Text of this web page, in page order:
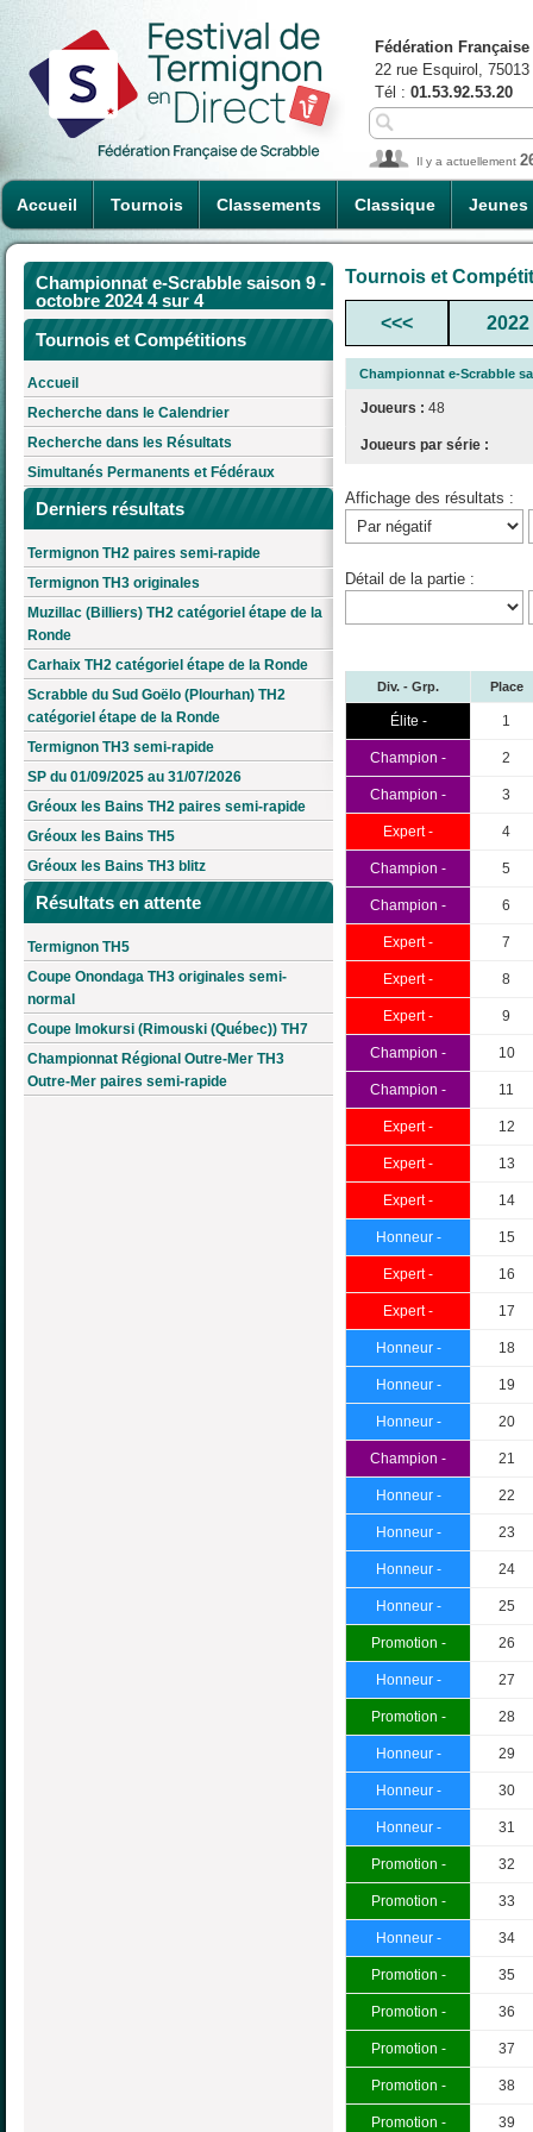
Accueil Tournois Classements Classique Jeunes
Fédération
22 rue Esquirol,
Tél : 01.53.92.53.20
Il y a actuellement
Championnat e-Scrabble saison 9 -
octobre 2024 4 sur 4
Tournois et Compétitions
Accueil
Recherche dans le Calendrier
Recherche dans les Résultats
Simultanés Permanents et Fédéraux
Derniers résultats
Termignon TH2 paires semi-rapide
Termignon TH3 originales
Muzillac (Billiers) TH2 catégoriel étape de la
Ronde
Carhaix TH2 catégoriel étape de la Ronde
Scrabble du Sud Goëlo (Plourhan) TH2
catégoriel étape de la Ronde
Termignon TH3 semi-rapide
SP du 01/09/2025 au 31/07/2026
Gréoux les Bains TH2 paires semi-rapide
Gréoux les Bains TH5
Gréoux les Bains TH3 blitz
Résultats en attente
Termignon TH5
Coupe Onondaga TH3 originales semi-
normal
Coupe Imokursi (Rimouski (Québec)) TH7
Championnat Régional Outre-Mer TH3
Outre-Mer paires semi-rapide
Tournois et
<<< 2022
Championnat e-Scrabble
Joueurs : 48
Joueurs par série :
Affichage des résultats :
Détail de la partie :
Div. - Grp. Place
Élite - 1
Champion - 2
Champion - 3
Expert - 4
Champion - 5
Champion - 6
Expert - 7
Expert - 8
Expert - 9
Champion - 10
Champion - 11
Expert - 12
Expert - 13
Expert - 14
Honneur - 15
Expert - 16
Expert - 17
Honneur - 18
Honneur - 19
Honneur - 20
Champion - 21
Honneur - 22
Honneur - 23
Honneur - 24
Honneur - 25
Promotion - 26
Honneur - 27
Promotion - 28
Honneur - 29
Honneur - 30
Honneur - 31
Promotion - 32
Promotion - 33
Honneur - 34
Promotion - 35
Promotion - 36
Promotion - 37
Promotion - 38
Promotion - 39